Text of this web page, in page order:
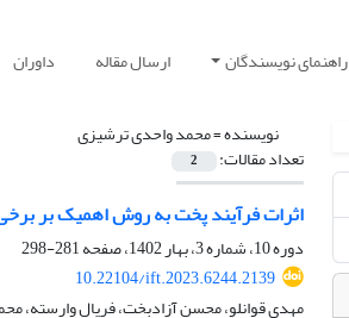
راهنمای نویسندگان ارسال مقاله داوران
نویسنده =محمد واحدی ترشیزی
تعداد مقالات: 2
اثرات فرآیند پخت به روش اهمیک بر
دوره 10، شماره 3، بهار 1402، صفحه
281-298
10.22104/ift.2023.6244.2139
مهدی قوانلو، محسن آزادبخت، فریال وارسته،